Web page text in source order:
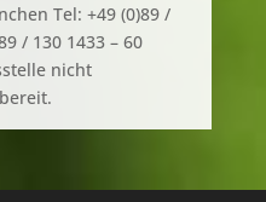
Tel: +49 (0)89 /
/ 130 1433 – 60
nicht